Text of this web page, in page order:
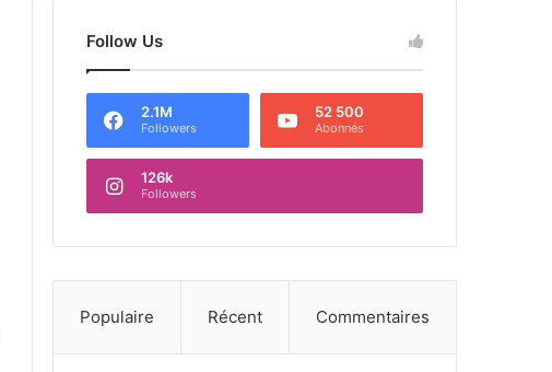
Follow Us
2.1M
Followers
52 500
Abonnés
126k
Followers
Populaire Récent Commentaires